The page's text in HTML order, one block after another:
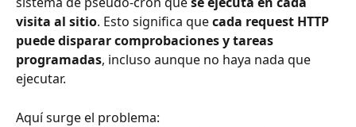
visita al sitio. Esto significa que cada request HTTP
puede disparar comprobaciones y tareas
programadas, incluso aunque no haya nada que
ejecutar.
Aquí surge el problema: